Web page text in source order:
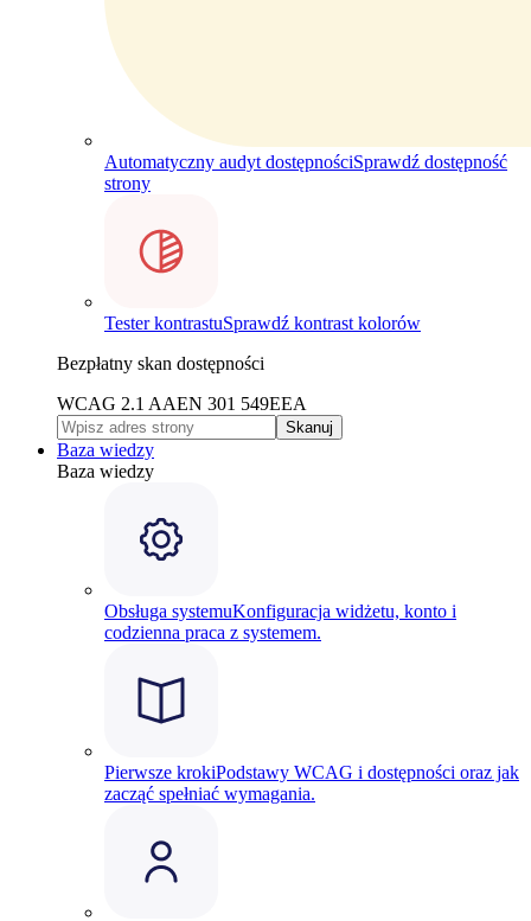
Automatyczny audyt dostępnościSprawdź dostępność
strony
Tester kontrastuSprawdź kontrast kolorów
Bezpłatny skan dostępności
WCAG 2.1 AAEN 301 549EEA
Skanuj
Baza wiedzy
Baza wiedzy
Obsługa systemuKonfiguracja widżetu, konto i
codzienna praca z systemem.
Pierwsze krokiPodstawy WCAG i dostępności oraz jak
zacząć spełniać wymagania.